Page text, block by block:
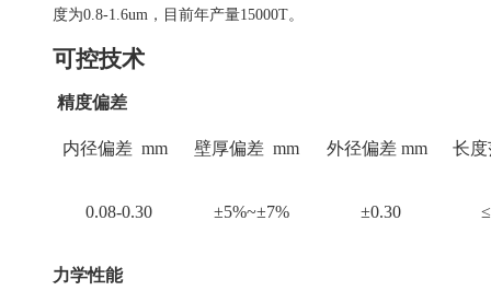
度为0.8-1.6um，目前年产量15000T。
可控技术
精度偏差
内径偏差 mm 壁厚偏差 mm 外径偏差 mm 长
0.08-0.30 ±5%~±7% ±0.30
力学性能